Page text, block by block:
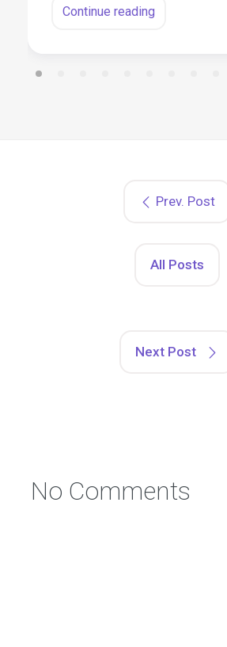
Continue reading
Prev. Post
All Posts
Next Post
No Comments